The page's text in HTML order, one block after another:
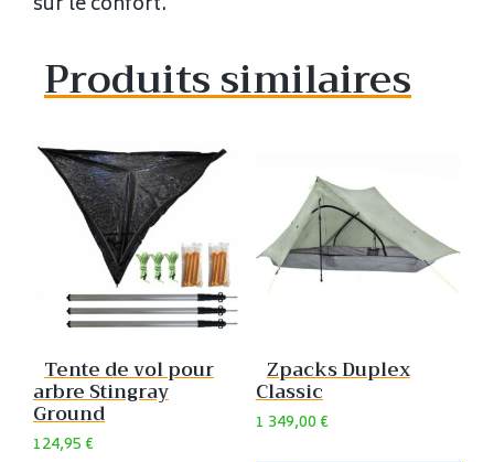
Produits similaires
Tente de vol pour
arbre Stingray
Ground
124,95€
Zpacks Duplex
Classic
1 349,00€